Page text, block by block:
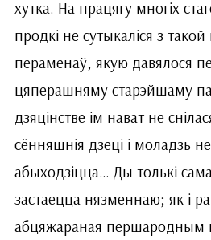
хутка. На працягу многіх
продкі не сутыкаліся з
пераменаў, якую давялося
цяперашняму старэйшаму
дзяцінстве ім нават не
сённяшнія дзеці і моладзь
абыходзіцца… Ды толькі
застаецца нязменнаю; як і
абцяжараная першародным